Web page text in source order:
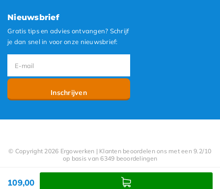
109,00
Nieuwsbrief
Gratis tips en advies ontvangen? Schrijf
je dan snel in voor onze nieuwsbrief:
Inschrijven
© Copyright 2026 Ergowerken | Klanten beoordelen ons met een 9.2/10
op basis van 6349 beoordelingen